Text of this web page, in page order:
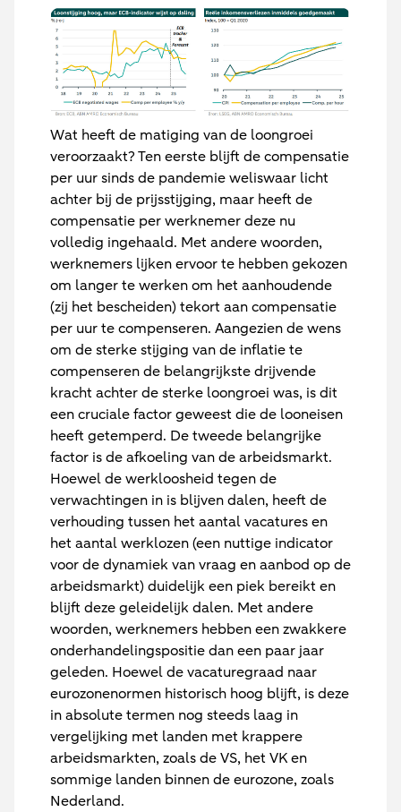
Wat heeft de matiging van de loongroei
veroorzaakt? Ten eerste blijft de compensatie
per uur sinds de pandemie weliswaar licht
achter bij de prijsstijging, maar heeft de
compensatie per werknemer deze nu
volledig ingehaald. Met andere woorden,
werknemers lijken ervoor te hebben gekozen
om langer te werken om het aanhoudende
(zij het bescheiden) tekort aan compensatie
per uur te compenseren. Aangezien de wens
om de sterke stijging van de inflatie te
compenseren de belangrijkste drijvende
kracht achter de sterke loongroei was, is dit
een cruciale factor geweest die de looneisen
heeft getemperd. De tweede belangrijke
factor is de afkoeling van de arbeidsmarkt.
Hoewel de werkloosheid tegen de
verwachtingen in is blijven dalen, heeft de
verhouding tussen het aantal vacatures en
het aantal werklozen (een nuttige indicator
voor de dynamiek van vraag en aanbod op de
arbeidsmarkt) duidelijk een piek bereikt en
blijft deze geleidelijk dalen. Met andere
woorden, werknemers hebben een zwakkere
onderhandelingspositie dan een paar jaar
geleden. Hoewel de vacaturegraad naar
eurozonenormen historisch hoog blijft, is deze
in absolute termen nog steeds laag in
vergelijking met landen met krappere
arbeidsmarkten, zoals de VS, het VK en
sommige landen binnen de eurozone, zoals
Nederland.